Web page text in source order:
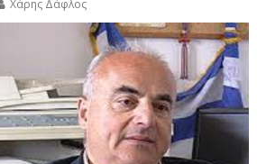
Χάρης Δάφλος